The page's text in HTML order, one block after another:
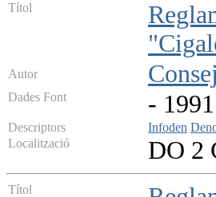
Títol
Autor
Dades Font -
Descriptors Infoden
Localització
DO 2
Títol